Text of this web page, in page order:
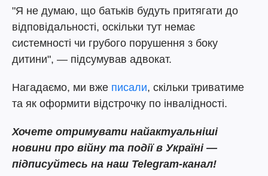
"Я не думаю, що батьків будуть притягати до
відповідальності, оскільки тут немає
системності чи грубого порушення з боку
дитини", — підсумував адвокат.
Нагадаємо, ми вже писали, скільки триватиме
та як оформити відстрочку по інвалідності.
Хочете отримувати найактуальніші
новини про війну та події в Україні —
підписуйтесь на наш Telegram-канал!